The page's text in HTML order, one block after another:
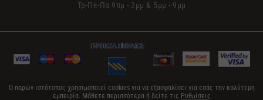
Τρ-Πε-Πα 9πμ - 2μμ & 5μμ - 9μμ
© 2017 Le Sens | All Rights Reserved
Ο παρών ιστότοπος χρησιμοποιεί cookies για να εξασφαλίσει για εσάς την καλύτερη
εμπειρία. Μάθετε περισσότερα ή δείτε τις Ρυθμίσεις